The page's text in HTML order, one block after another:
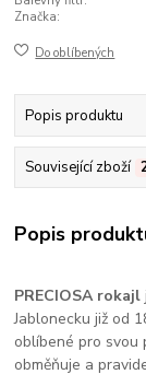
Značka:
Do oblíbených
Popis produktu
Související zboží
Popis
PRECIOSA rokajl
Jablonecku již od
oblíbené pro svou
obměňuje a